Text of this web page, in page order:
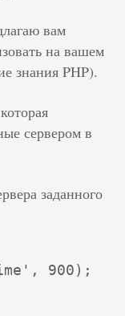
вам
на вашем
знания PHP).
сервером в
заданного
900);